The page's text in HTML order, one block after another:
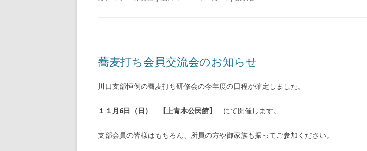
蕎麦打ち会員交流会のお知らせ
川口支部恒例の蕎麦打ち研修会の今年度の日程が確定しました。
１１月6日（日） 【上青木公民館】 にて開催します。
支部会員の皆様はもちろん、所員の方や御家族も振ってご参加ください。